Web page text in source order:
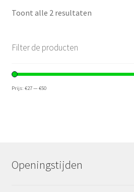
Toont alle 2 resultaten
Filter de producten
Prijs: €27— €50
Openingstijden